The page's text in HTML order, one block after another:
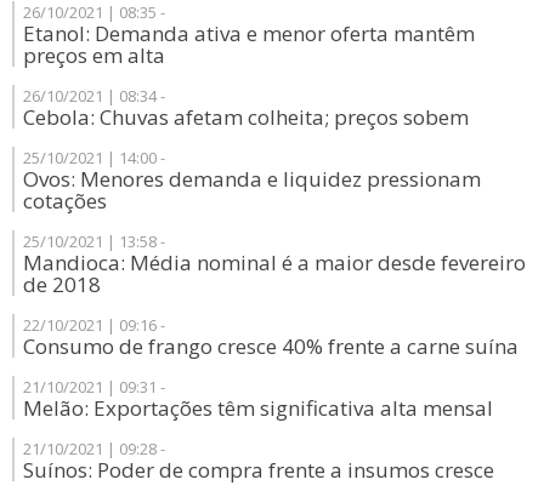
26/10/2021 | 08:35 -
Etanol: Demanda ativa e menor oferta mantêm
preços em alta
26/10/2021 | 08:34 -
Cebola: Chuvas afetam colheita; preços sobem
25/10/2021 | 14:00 -
Ovos: Menores demanda e liquidez pressionam
cotações
25/10/2021 | 13:58 -
Mandioca: Média nominal é a maior desde fevereiro
de 2018
22/10/2021 | 09:16 -
Consumo de frango cresce 40% frente a carne suína
21/10/2021 | 09:31 -
Melão: Exportações têm significativa alta mensal
21/10/2021 | 09:28 -
Suínos: Poder de compra frente a insumos cresce